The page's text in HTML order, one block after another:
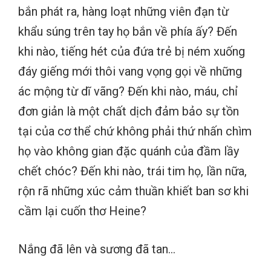
bắn phát ra, hàng loạt những viên đạn từ
khẩu súng trên tay họ bắn về phía ấy? Đến
khi nào, tiếng hét của đứa trẻ bị ném xuống
đáy giếng mới thôi vang vọng gọi về những
ác mộng từ dĩ vãng? Đến khi nào, máu, chỉ
đơn giản là một chất dịch đảm bảo sự tồn
tại của cơ thể chứ không phải thứ nhấn chìm
họ vào không gian đặc quánh của đầm lầy
chết chóc? Đến khi nào, trái tim họ, lần nữa,
rộn rã những xúc cảm thuần khiết ban sơ khi
cầm lại cuốn thơ Heine?
Nắng đã lên và sương đã tan…